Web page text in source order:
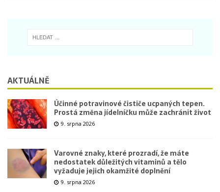
AKTUÁLNĚ
Účinné potravinové čističe ucpaných tepen.
Prostá změna jídelníčku může zachránit život
9. srpna 2026
Varovné znaky, které prozradí, že máte
nedostatek důležitých vitaminů a tělo
vyžaduje jejich okamžité doplnění
9. srpna 2026